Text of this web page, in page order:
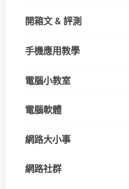
開箱文 & 評測
手機應用教學
電腦小教室
電腦軟體
網路大小事
網路社群